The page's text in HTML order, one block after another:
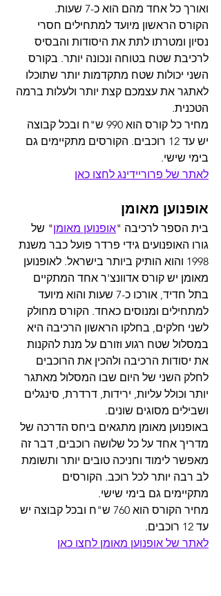
ואורך כל אחד מהם הוא כ-7 שעות.
הקורס הראשון מיועד למתחילים חסרי
נסיון ומטרתו לתת את היסודות והבסיס
לרכיבת שטח בטוחה ונכונה יותר. בקורס
השני יכולות שטח מתקדמות יותר שתוכלו
לאתגר את עצמכם קצת יותר ולעלות ברמה
הטכנית.
מחיר כל קורס הוא 990 ש"ח ובכל קבוצה
יש עד 12 רוכבים. הקורסים מתקיימים גם
בימי שישי.
לאתר של פרוריידינג לחצו כאן
אופנוען מאומן
בית הספר לרכיבה "אופנוען מאומן" של
גורו האופנועים גידי פרדר פועל כבר משנת
1998 והוא הותיק ביותר בישראל. לאופנוען
מאומן יש קורס אדוונצ'ר אחד המתקיים
בתל חדיד, אורכו כ-7 שעות והוא מיועד
למתחילים ומנוסים כאחד. הקורס מחולק
לשני חלקים, בחלקו הראשון הרכיבה היא
במסלול שטח רגוע וזורם על מנת להקנות
את יסודות הרכיבה ולהכין את הרוכבים
לחלק השני של היום שבו המסלול מאתגר
יותר וכולל עליות, ירידות, דרדרת, סינגלים
ושבילים מסוגים שונים.
באופנוען מאומן מתגאים ביחס הדרכה של
מדריך אחד על כל שלושה רוכבים, דבר זה
מאפשר לימוד וחניכה טובים יותר ותשומת
לב רבה יותר לכל רוכב. הקורסים
מתקיימים גם בימי שישי.
מחיר הקורס הוא 760 ש"ח ובכל קבוצה יש
עד 12 רוכבים.
לאתר של אופנוען מאומן לחצו כאן